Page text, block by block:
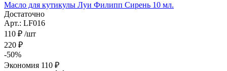
Масло для кутикулы Луи Филипп Сирень 10 мл.
Достаточно
Арт.: LF016
110 ₽ /шт
220 ₽
-50%
Экономия 110 ₽